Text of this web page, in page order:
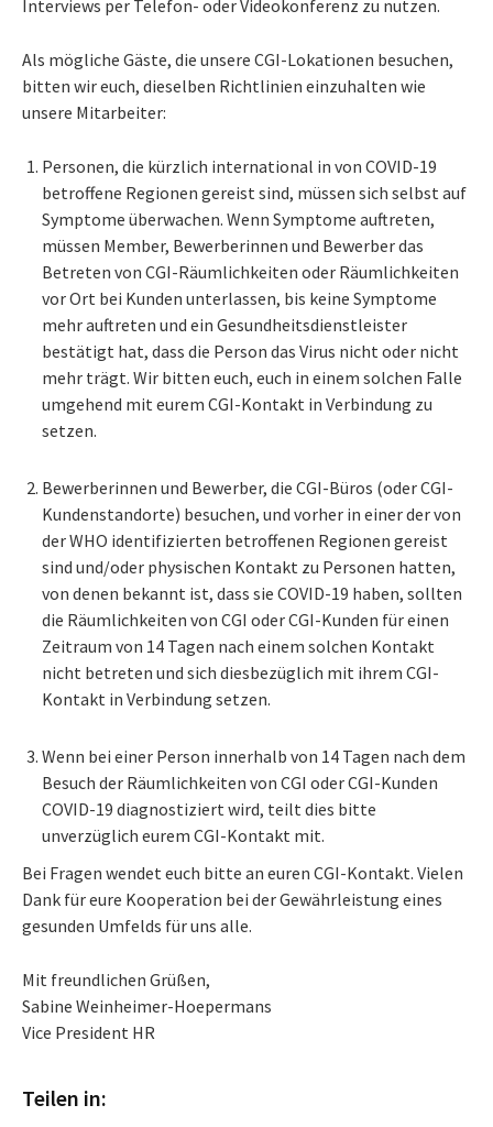
Interviews per Telefon- oder Videokonferenz zu nutzen.
Als mögliche Gäste, die unsere CGI-Lokationen besuchen,
bitten wir euch, dieselben Richtlinien einzuhalten wie
unsere Mitarbeiter:
Personen, die kürzlich international in von COVID-19
betroffene Regionen gereist sind, müssen sich selbst auf
Symptome überwachen. Wenn Symptome auftreten,
müssen Member, Bewerberinnen und Bewerber das
Betreten von CGI-Räumlichkeiten oder Räumlichkeiten
vor Ort bei Kunden unterlassen, bis keine Symptome
mehr auftreten und ein Gesundheitsdienstleister
bestätigt hat, dass die Person das Virus nicht oder nicht
mehr trägt. Wir bitten euch, euch in einem solchen Falle
umgehend mit eurem CGI-Kontakt in Verbindung zu
setzen.
Bewerberinnen und Bewerber, die CGI-Büros (oder CGI-
Kundenstandorte) besuchen, und vorher in einer der von
der WHO identifizierten betroffenen Regionen gereist
sind und/oder physischen Kontakt zu Personen hatten,
von denen bekannt ist, dass sie COVID-19 haben, sollten
die Räumlichkeiten von CGI oder CGI-Kunden für einen
Zeitraum von 14 Tagen nach einem solchen Kontakt
nicht betreten und sich diesbezüglich mit ihrem CGI-
Kontakt in Verbindung setzen.
Wenn bei einer Person innerhalb von 14 Tagen nach dem
Besuch der Räumlichkeiten von CGI oder CGI-Kunden
COVID-19 diagnostiziert wird, teilt dies bitte
unverzüglich eurem CGI-Kontakt mit.
Bei Fragen wendet euch bitte an euren CGI-Kontakt. Vielen
Dank für eure Kooperation bei der Gewährleistung eines
gesunden Umfelds für uns alle.
Mit freundlichen Grüßen,
Sabine Weinheimer-Hoepermans
Vice President HR
Teilen in: